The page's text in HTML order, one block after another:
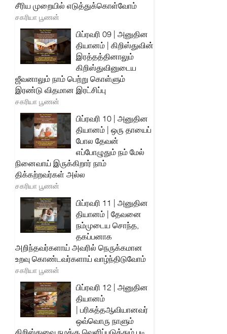
சீரிய முறையில் எடுத்துக்கொள்வோம்
சகரியா பூணன்
பிப்ரவரி 09 | அனுதின
தியானம் | கிறிஸ்துவின்
இரத்தத்தினாலும்
கிறிஸ்துவினுடைய
ஜீவனாலும் நாம் பெற்று கொள்ளும்
இரண்டு விதமான இரட்சிப்பு
சகரியா பூணன்
பிப்ரவரி 10 | அனுதின
தியானம் | ஒரு தாயைப்
போல தேவன்
எப்போழுதும் நம் மேல்
நினைவாய் இருக்கிறார் நாம்
திக்கற்றவர்கள் அல்ல
சகரியா பூணன்
பிப்ரவரி 11 | அனுதின
தியானம் | தேவனை
நம்முடைய சொந்த,
தகப்பனாக
அறிந்தவர்களாய் அவரில் நெருக்கமான
உறவு கொண்டவர்களாய் வாழ்ந்திடுவோம்
சகரியா பூணன்
பிப்ரவரி 12 | அனுதின
தியானம்
| பரிசுத்தஆவியானவர்
ஒவ்வொரு நாளும்
கிறிஸ்துவை நமக்கு வெளிப்படுத்தும் படி